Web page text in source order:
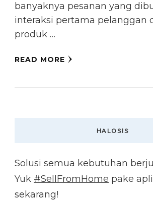
banyaknya pesanan yang
interaksi pertama pelanggan
produk …
READ MORE
HALOSIS
Solusi semua kebutuhan
Yuk #SellFromHome pake
sekarang!